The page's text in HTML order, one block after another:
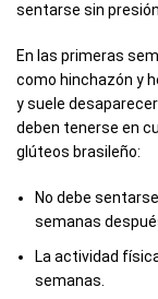
sentarse sin
En las primeras
como hinchazón y
y suele
deben tenerse en
glúteos brasileño:
No debe
semanas
La actividad
semanas.